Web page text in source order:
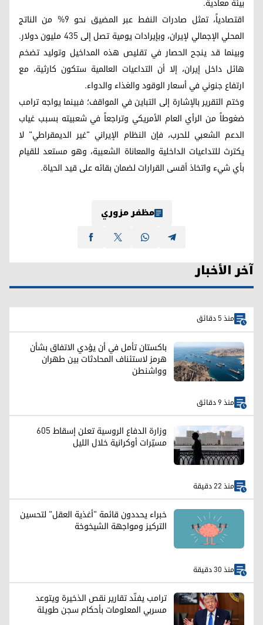
اقتصادياً، تمثل صادرات النفط عبر المضيق نحو 9% من الناتج
المحلي الإجمالي لإيران، وبإيرادات يومية تصل إلى 435 مليون دولار.
وبينما قد ينجح الحصار في تقليص هذه المداخيل وتوليد تضخم
هائل داخل إيران، إلا أن التداعيات العالمية ستكون كارثية، مع
ارتفاع جنوني في أسعار الوقود والغذاء والدواء.
وختم التقرير بالإشارة إلى التباين في المواقف؛ فبينما يواجه ترامب
ضغوطاً من الرأي العام الأمريكي وتراجعاً في شعبيته بسبب غياب
الدعم الشعبي للحرب، فإن النظام الإيراني "غير الديمقراطي" لا
يكترث للتداعيات الداخلية والمعاناة الشعبية، وهو مستعد للقيام
بأي شيء واتخاذ أقسى القرارات لضمان بقائه على قيد الحياة.
مظفر مزوري
آخر الأخبار
منذ 5 دقائق
باكستان تأمل في أن يؤدي الاتفاق بشأن
هرمز لاستئناف المحادثات بين طهران
وواشنطن
منذ 9 دقائق
وزارة الدفاع الروسية تعلن إسقاط 605
مسيّرات أوكرانية خلال الليل
منذ 22 دقيقة
خبراء يحددون قائمة "أغذية العقل" لتحسين
التركيز ومواجهة الشيخوخة
منذ 30 دقيقة
ترامب يفنّد تقارير نقص الذخيرة ويتوعد
مسربي المعلومات بأحكام سجن طويلة